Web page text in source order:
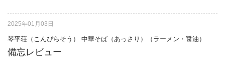
2025年01月03日
琴平荘（こんぴらそう） 中華そば（あっさり）（ラーメン・醤油）
備忘レビュー